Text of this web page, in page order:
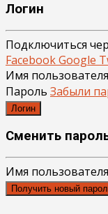
Логин
Подключиться
FacebookGoogle
Имя пользователя
Пароль Забыли
Логин
Сменить
Имя
Получить новый